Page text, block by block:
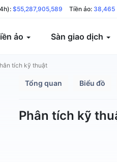
$55,287,905,589 Tiền ảo: 38,465
ảo Sàn giao dịch
tích kỹ thuật
Tổng quan Biểu đồ
Phân tích kỹ